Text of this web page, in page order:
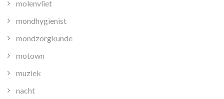
molenvliet
mondhygienist
mondzorgkunde
motown
muziek
nacht